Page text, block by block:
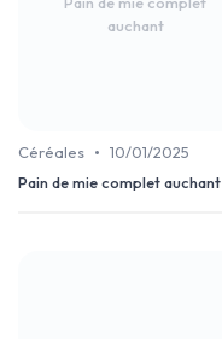
auchant
Céréales • 10/01/2025
Pain de mie complet auchant